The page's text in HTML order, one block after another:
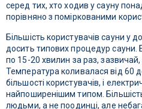
серед тих, хто ходив у сауну
порівняно з поміркованими
Більшість користувачів сауни у
досить типових процедур сауни.
по 15-20 хвилин за раз,
Температура коливалася від 60
більшості користувачів, і
найпоширенішим типом.
людьми, а не поодинці, але